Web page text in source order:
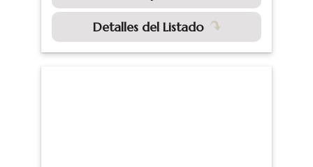
Detalles del Listado